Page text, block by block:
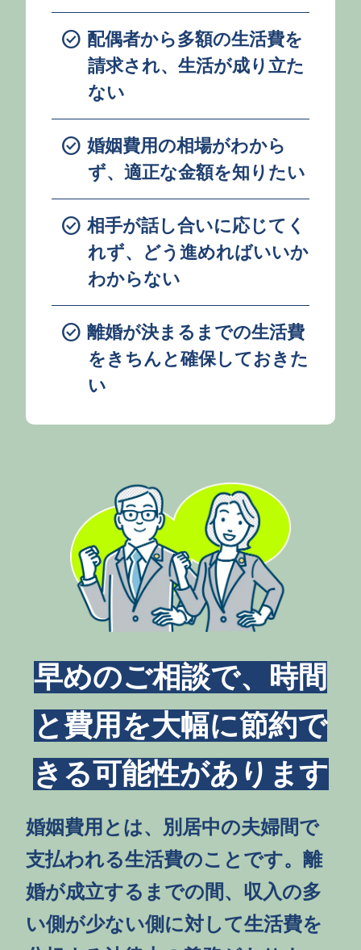
check_circle 配偶者から多額の生活費を
請求され、生活が成り立た
ない
check_circle 婚姻費用の相場がわから
ず、適正な金額を知りたい
check_circle 相手が話し合いに応じてく
れず、どう進めればいいか
わからない
check_circle 離婚が決まるまでの生活費
をきちんと確保しておきた
い
早めのご相談で、時間
と費用を大幅に節約で
きる可能性があります
婚姻費用とは、別居中の夫婦間で
支払われる生活費のことです。離
婚が成立するまでの間、収入の多
い側が少ない側に対して生活費を